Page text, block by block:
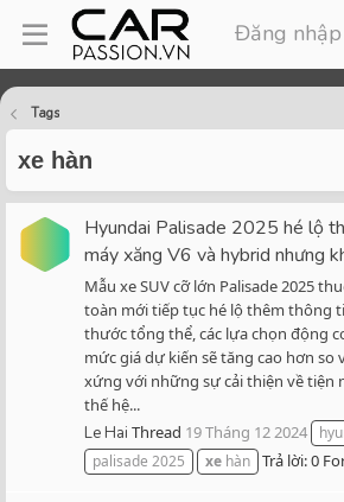
Đăng nhập
Tags
xe hàn
Hyundai Palisade 2025 hé lộ
máy xăng V6 và hybrid nhưng
Mẫu xe SUV cỡ lớn Palisade 2025
toàn mới tiếp tục hé lộ thêm thông
thước tổng thể, các lựa chọn động
mức giá dự kiến sẽ tăng cao hơn
xứng với những sự cải thiện về tiện
thế hệ...
Le Hai Thread 19 Tháng 12 2024
palisade 2025
xe hàn Trả lời: 0